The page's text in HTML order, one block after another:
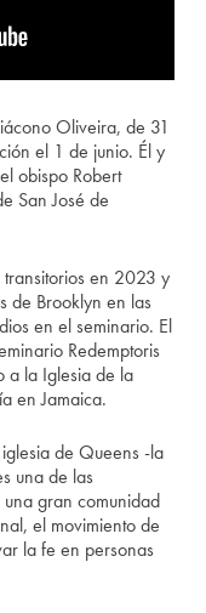
Oliveira, de 31
el 1 de junio. Él y
obispo Robert
San José de
en 2023 y
de Brooklyn en las
en el seminario. El
Redemptoris
a la Iglesia de la
en Jamaica.
de Queens -la
una de las
gran comunidad
el movimiento de
la fe en personas